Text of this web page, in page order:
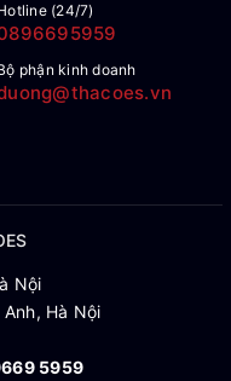
(24/7)
phận kinh doanh
Nội
Hà Nội
5959